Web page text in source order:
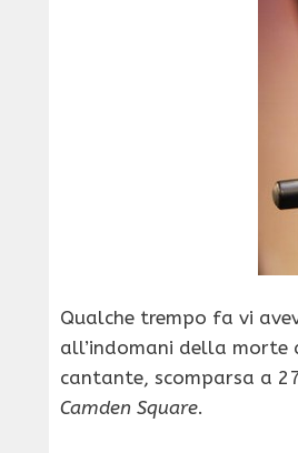
Qualche trempo fa vi
all’indomani della morte
cantante, scomparsa a
Camden Square.